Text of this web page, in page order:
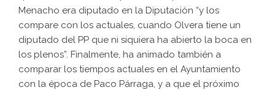
Menacho era diputado en la Diputación “y los
compare con los actuales, cuando Olvera tiene un
diputado del PP que ni siquiera ha abierto la boca en
los plenos”. Finalmente, ha animado también a
comparar los tiempos actuales en el Ayuntamiento
con la época de Paco Párraga, y a que el próximo